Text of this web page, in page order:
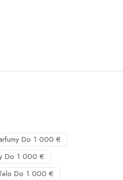
Do 1 000 €
Do 1 000 €
Do 1 000 €